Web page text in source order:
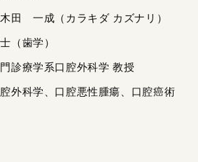
田 一成（カラキダ カズナリ）
（歯学）
診療学系口腔外科学 教授
外科学、口腔悪性腫瘍、口腔癌術